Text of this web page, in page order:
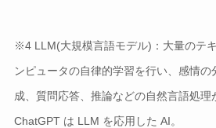
※4 LLM(大規模言語モデル)：大量のテ
ンピュータの自律的学習を行い、感情の
成、質問応答、推論などの自然言語処理
ChatGPT は LLM を応用した AI。